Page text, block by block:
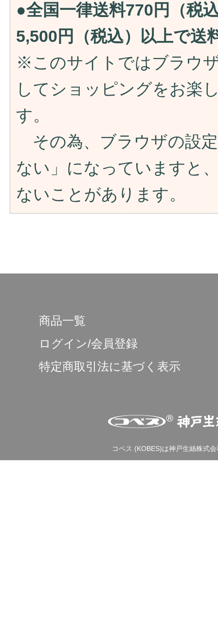
●全国一律送料770円（税
5,500円（税込）以上で送
※このサイトではブラウ
してショッピングをお楽
す。
その為、ブラウザの設
ない」になっていますと
ないことがあります。
商品一覧
ログイン/会員登録
特定商取引法に基づく表示
コベス (KOBES)は神戸生絲株式